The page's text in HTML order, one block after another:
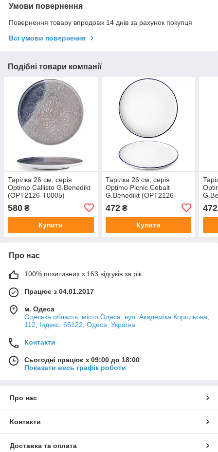
Умови повернення
Повернення товару впродовж 14 днів за рахунок покупця
Всі умови повернення
Подібні товари компанії
Тарілка 26 см, серія
Optimo Callisto G.Benedikt
(OPT2126-T0005)
580 ₴
Купити
Тарілка 26 см, серія
Optimo Picnic Cobalt
G.Benedikt (OPT2126-
472₴
Купити
472
Про нас
100% позитивних з 163 відгуків за рік
Працює з 04.01.2017
м. Одеса
Одеська область, місто Одеса, вул. Академіка Корольова,
112, Індекс: 65122, Одеса, Україна
Контакти
Сьогодні працює з 09:00 до 18:00
Показати весь графік роботи
Про нас
Контакти
Доставка та оплата